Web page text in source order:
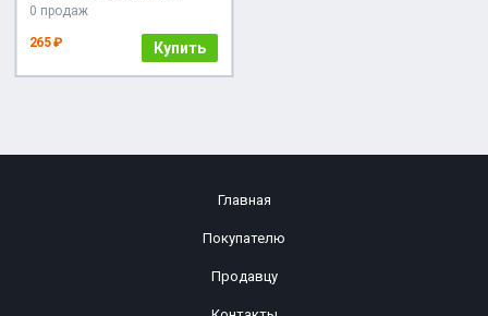
0 продаж
265 ₽ Купить
Главная
Покупателю
Продавцу